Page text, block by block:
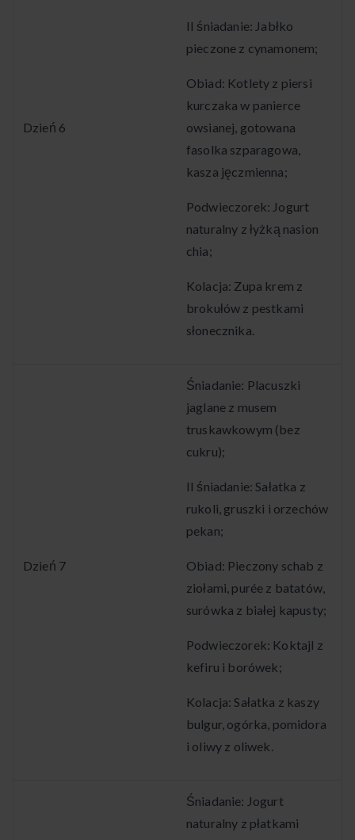
Dzień 6
II śniadanie: Jabłko
pieczone z cynamonem;
Obiad: Kotlety z piersi
kurczaka w panierce
owsianej, gotowana
fasolka szparagowa,
kasza jęczmienna;
Podwieczorek: Jogurt
naturalny z łyżką nasion
chia;
Kolacja: Zupa krem z
brokułów z pestkami
słonecznika.
Dzień 7
Śniadanie: Placuszki
jaglane z musem
truskawkowym (bez
cukru);
II śniadanie: Sałatka z
rukoli, gruszki i orzechów
pekan;
Obiad: Pieczony schab z
ziołami, purée z batatów,
surówka z białej kapusty;
Podwieczorek: Koktajl z
kefiru i borówek;
Kolacja: Sałatka z kaszy
bulgur, ogórka, pomidora
i oliwy z oliwek.
Śniadanie: Jogurt
naturalny z płatkami